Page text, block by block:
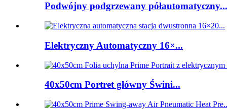
Podwójny podgrzewany półautomatyczny...
Elektryczny Automatyczny 16×...
40x50cm Portret główny Świni...